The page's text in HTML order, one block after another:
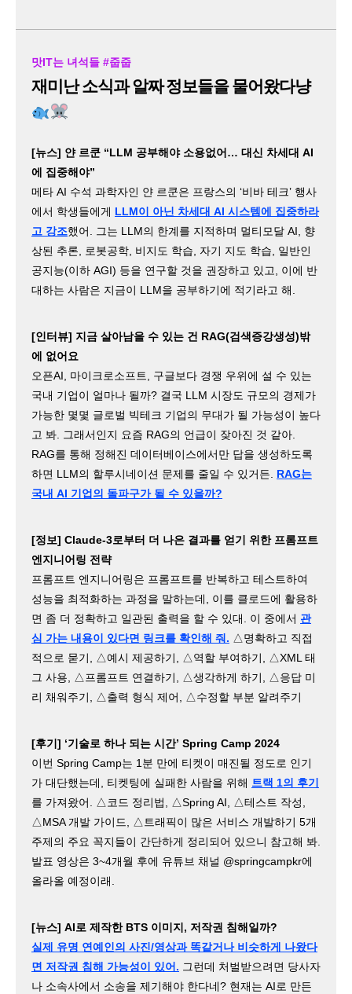
맛IT는 녀석들 #줍줍
재미난 소식과 알짜 정보들을 물어왔다냥
[뉴스] 얀 르쿤 “LLM 공부해야 소용없어… 대신 차세대 AI
에 집중해야”
메타 AI 수석 과학자인 얀 르쿤은 프랑스의 ‘비바 테크’ 행사
에서 학생들에게 LLM이 아닌 차세대 AI 시스템에 집중하라
고 강조했어. 그는 LLM의 한계를 지적하며 멀티모달 AI, 향
상된 추론, 로봇공학, 비지도 학습, 자기 지도 학습, 일반인
공지능(이하 AGI) 등을 연구할 것을 권장하고 있고, 이에 반
대하는 사람은 지금이 LLM을 공부하기에 적기라고 해.
[인터뷰] 지금 살아남을 수 있는 건 RAG(검색증강생성)밖
에 없어요
오픈AI, 마이크로소프트, 구글보다 경쟁 우위에 설 수 있는
국내 기업이 얼마나 될까? 결국 LLM 시장도 규모의 경제가
가능한 몇몇 글로벌 빅테크 기업의 무대가 될 가능성이 높다
고 봐. 그래서인지 요즘 RAG의 언급이 잦아진 것 같아.
RAG를 통해 정해진 데이터베이스에서만 답을 생성하도록
하면 LLM의 할루시네이션 문제를 줄일 수 있거든. RAG는
국내 AI 기업의 돌파구가 될 수 있을까?
[정보] Claude-3로부터 더 나은 결과를 얻기 위한 프롬프트
엔지니어링 전략
프롬프트 엔지니어링은 프롬프트를 반복하고 테스트하여
성능을 최적화하는 과정을 말하는데, 이를 클로드에 활용하
면 좀 더 정확하고 일관된 출력을 할 수 있대. 이 중에서 관
심 가는 내용이 있다면 링크를 확인해 줘. △명확하고 직접
적으로 묻기, △예시 제공하기, △역할 부여하기, △XML 태
그 사용, △프롬프트 연결하기, △생각하게 하기, △응답 미
리 채워주기, △출력 형식 제어, △수정할 부분 알려주기
[후기] ‘기술로 하나 되는 시간’ Spring Camp 2024
이번 Spring Camp는 1분 만에 티켓이 매진될 정도로 인기
가 대단했는데, 티켓팅에 실패한 사람을 위해 트랙 1의 후기
를 가져왔어. △코드 정리법, △Spring AI, △테스트 작성,
△MSA 개발 가이드, △트래픽이 많은 서비스 개발하기 5개
주제의 주요 꼭지들이 간단하게 정리되어 있으니 참고해 봐.
발표 영상은 3~4개월 후에 유튜브 채널 @springcampkr에
올라올 예정이래.
[뉴스] AI로 제작한 BTS 이미지, 저작권 침해일까?
실제 유명 연예인의 사진/영상과 똑같거나 비슷하게 나왔다
면 저작권 침해 가능성이 있어. 그런데 처벌받으려면 당사자
나 소속사에서 소송을 제기해야 한다네? 현재는 AI로 만든